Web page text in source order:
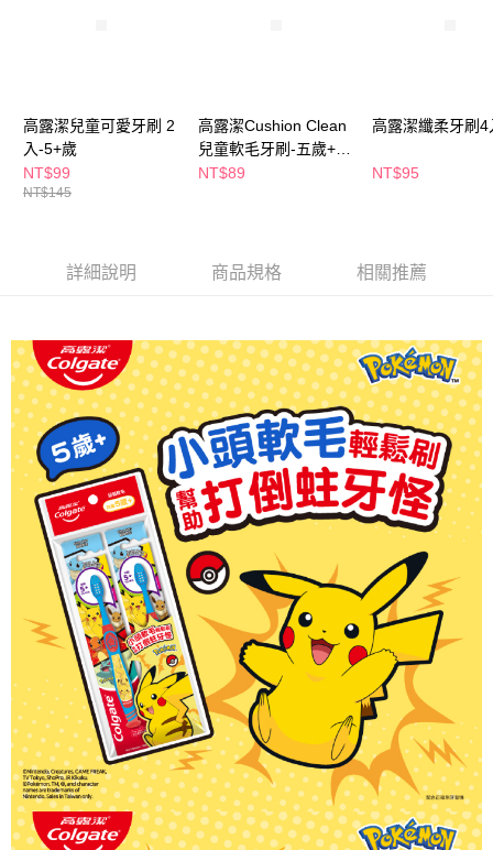
https://aftee.tw/terms/#terms3
３．未成年的使用者請事先徵得法定代理人或監護人之同意方可使用
「AFTEE先享後付」，若未經同意申辦者引起之損失，本公司不負相關責
任。
５．嚴禁一人註冊多個帳號或使用他人資訊註冊。若發現惡意使用之情形，
恩沛科技股份有限公司將有權停止該用戶之使用額度並採取法律行動。
每筆NT$65，滿NT$490(含以上)免運費
宅配(本島)
每筆NT$100，滿NT$790(含以上)免運費
每筆NT$80，滿NT$290(含以上)免運費
高露潔兒童可愛牙刷 2
入-5+歲
NT$99
NT$145
高露潔Cushion Clean
兒童軟毛牙刷-五歲+
(顏色隨機)
NT$89
高露潔纖柔牙刷4
NT$95
詳細說明 商品規格 相關推薦